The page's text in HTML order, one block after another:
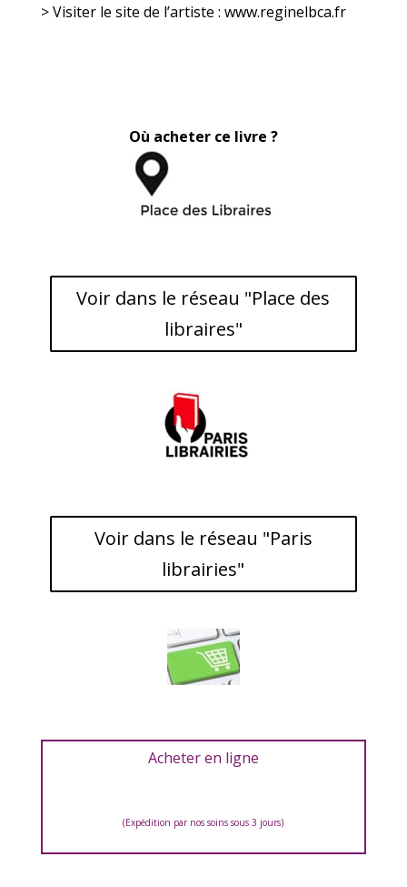
> Visiter le site de l’artiste : www.reginelbca.fr
Où acheter ce livre ?
Voir dans le réseau "Place des
libraires"
Voir dans le réseau "Paris
librairies"
Acheter en ligne
(Expédition par nos soins sous 3 jours)